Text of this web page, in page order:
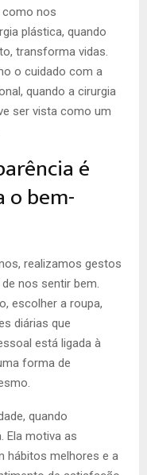
nos
plástica, quando
transforma vidas.
o cuidado com a
quando a cirurgia
ser vista como um
é
bem-
realizamos gestos
nos sentir bem.
escolher a roupa,
diárias que
está ligada à
forma de
quando
Ela motiva as
hábitos melhores e a